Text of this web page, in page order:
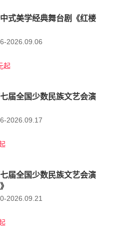
中式美学经典舞台剧《红楼
2026.09.06
起
七届全国少数民族文艺会演
2026.09.17
七届全国少数民族文艺会演
2026.09.21